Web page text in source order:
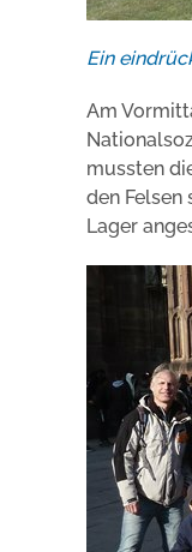
Ein
Am
mussten
den Felsen
Lager